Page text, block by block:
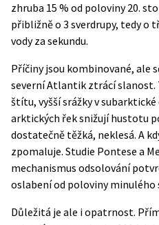
zhruba 15 % od poloviny 20.
přibližně o 3 sverdrupy, tedy
vody za sekundu.
Příčiny jsou kombinované, ale
severní Atlantik ztrácí slanost.
štítu, vyšší srážky v
arktických řek snižují hustotu
dostatečně těžká, neklesá. A
zpomaluje. Studie Pontese a
mechanismus odsolování
oslabení od poloviny
Důležitá je ale i opatrnost.